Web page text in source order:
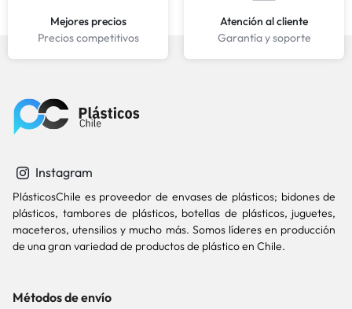
Mejores precios
Precios competitivos
Atención al cliente
Garantía y soporte
Instagram
PlásticosChile es proveedor de envases de plásticos; bidones de
plásticos, tambores de plásticos, botellas de plásticos, juguetes,
maceteros, utensilios y mucho más. Somos líderes en producción
de una gran variedad de productos de plástico en Chile.
Métodos de envío